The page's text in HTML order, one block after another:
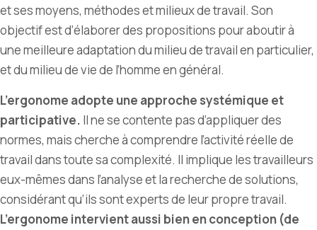
et ses moyens, méthodes et milieux de travail. Son
objectif est d’élaborer des propositions pour aboutir à
une meilleure adaptation du milieu de travail en particulier,
et du milieu de vie de l’homme en général.
L’ergonome adopte une approche systémique et
participative. Il ne se contente pas d’appliquer des
normes, mais cherche à comprendre l’activité réelle de
travail dans toute sa complexité. Il implique les travailleurs
eux-mêmes dans l’analyse et la recherche de solutions,
considérant qu’ils sont experts de leur propre travail.
L’ergonome intervient aussi bien en conception (de